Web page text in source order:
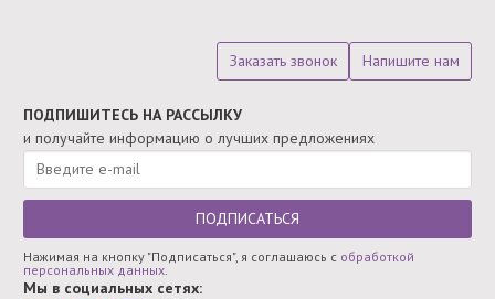
Заказать звонок Напишите нам
ПОДПИШИТЕСЬ НА РАССЫЛКУ
и получайте информацию о лучших предложениях
ПОДПИСАТЬСЯ
Нажимая на кнопку "Подписаться", я соглашаюсь с обработкой
персональных данных
Мы в социальных сетях: